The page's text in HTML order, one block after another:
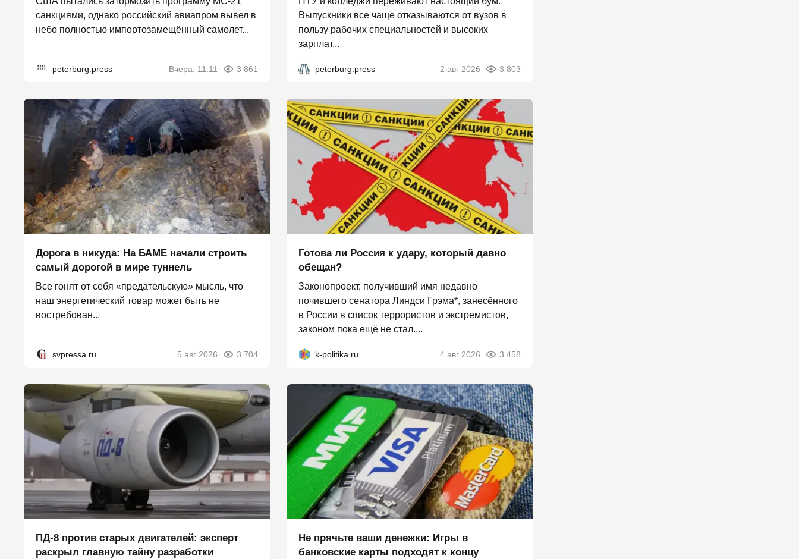
санкциями, однако российский авиапром вывел в
небо полностью импортозамещённый самолет...
peterburg.press Вчера, 11:11 3 861
Выпускники все чаще отказываются от вузов в
пользу рабочих специальностей и высоких
зарплат...
peterburg.press 2 авг 2026 3 803
Дорога в никуда: На БАМЕ начали строить
самый дорогой в мире туннель
Все гонят от себя «предательскую» мысль, что
наш энергетический товар может быть не
востребован...
svpressa.ru 5 авг 2026 3 704
Готова ли Россия к удару, который давно
обещан?
Законопроект, получивший имя недавно
почившего сенатора Линдси Грэма*, занесённого
в России в список террористов и экстремистов,
законом пока ещё не стал....
k-politika.ru 4 авг 2026 3 458
ПД-8 против старых двигателей: эксперт
раскрыл главную тайну разработки
Не прячьте ваши денежки: Игры в
банковские карты подходят к концу